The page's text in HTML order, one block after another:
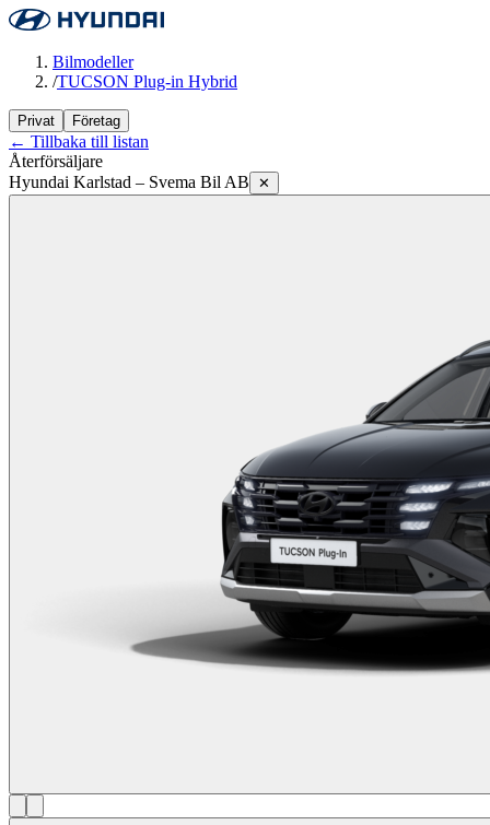
Bilmodeller
/TUCSON Plug-in Hybrid
Privat Företag
← Tillbaka till listan
Återförsäljare
Hyundai Karlstad – Svema Bil AB
✕